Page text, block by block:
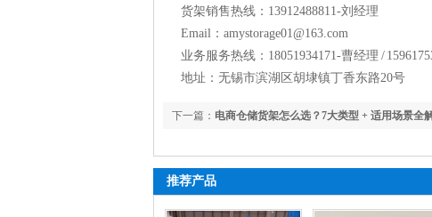
货架销售热线：13912488811-刘经理
Email：amystorage01@163.com
业务服务热线：18051934171-曹经理 /
地址：无锡市滨湖区胡埭镇丁香东路20号
下一篇： 电商仓储货架怎么选？7大类型 + 适用场景全
推荐产品